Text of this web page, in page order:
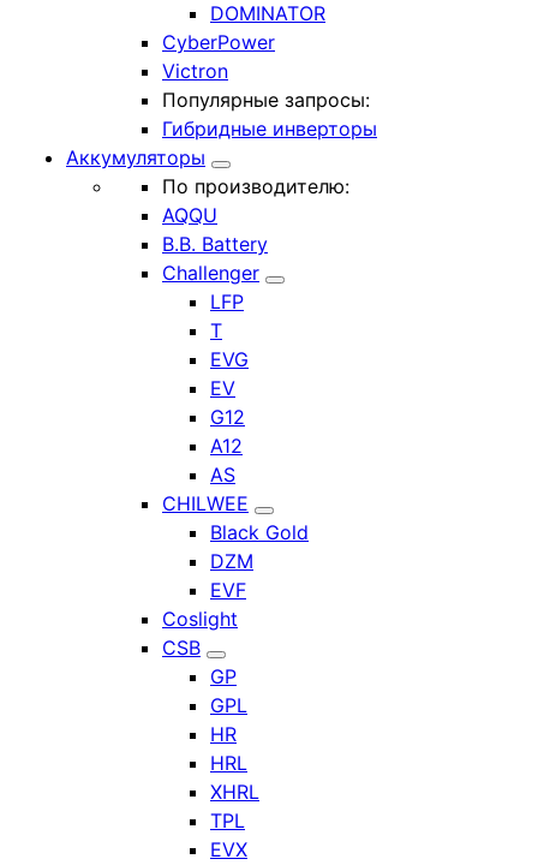
DOMINATOR
CyberPower
Victron
Популярные запросы:
Гибридные инверторы
Аккумуляторы
По производителю:
AQQU
B.B. Battery
Challenger
LFP
T
EVG
EV
G12
A12
AS
CHILWEE
Black Gold
DZM
EVF
Coslight
CSB
GP
GPL
HR
HRL
XHRL
TPL
EVX